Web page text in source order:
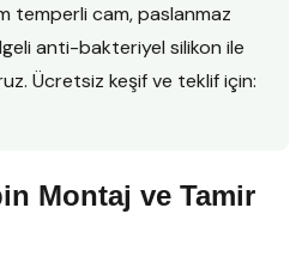
temperli cam, paslanmaz
anti-bakteriyel silikon ile
Ücretsiz keşif ve teklif için:
Montaj ve Tamir